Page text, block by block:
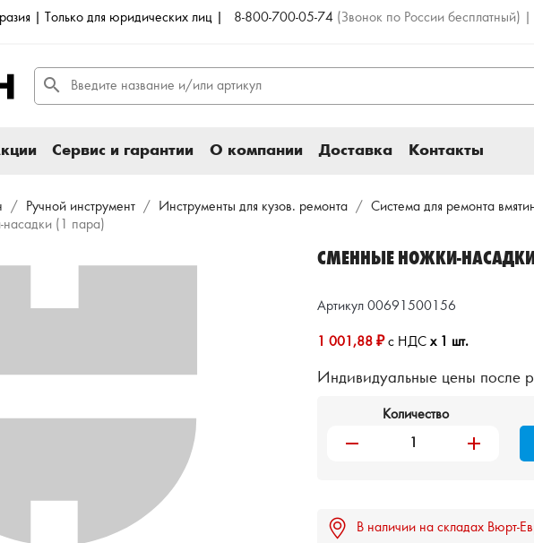
| Только для юридических лиц | 8-800-700-05-74 (Звонок по России бесплатный)
search
Сервис и гарантии О компании Доставка Контакты
Ручной инструмент Инструменты для кузов. ремонта Система для ремонта
(1 пара)
СМЕННЫЕ НОЖКИ-
Артикул 00691500156
1 001,88 ₽с НДС x 1 шт.
Индивидуальные цены после
Количество
remove add
В наличии на складах Вюрт-